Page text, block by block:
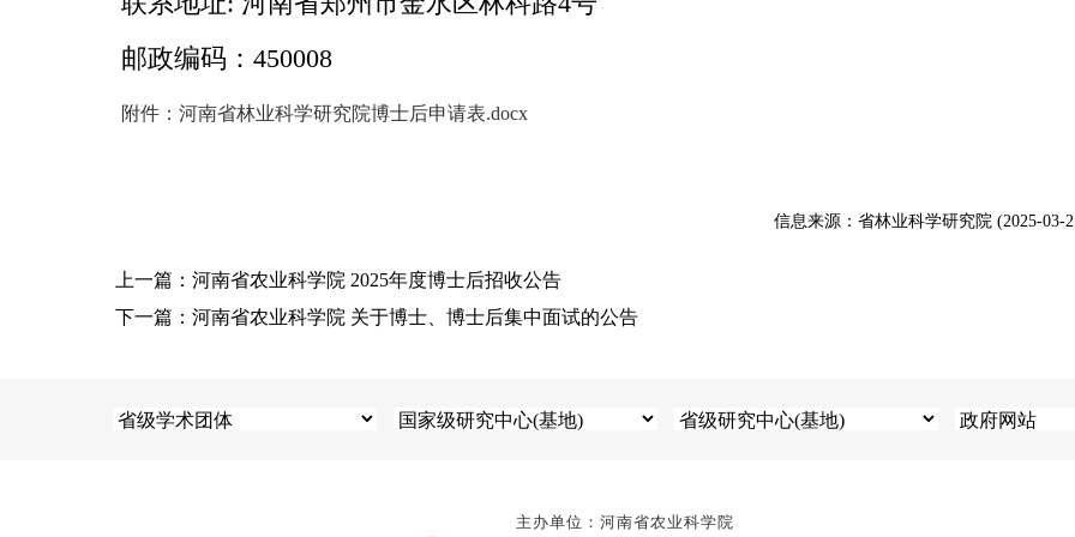
邮政编码：450008
附件：河南省林业科学研究院博士后申请表.docx
信息来源：省林业科学研究院 (2025-03-
上一篇：河南省农业科学院 2025年度博士后招收公告
下一篇：河南省农业科学院 关于博士、博士后集中面试的公告
主办单位：河南省农业科学院